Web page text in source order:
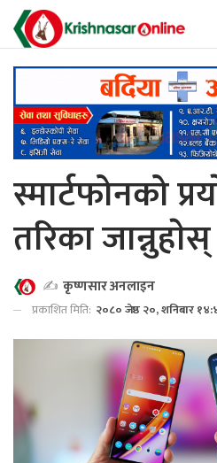
स्मार्टफोनको
तरिका जान्नुहाेस्
✍️ कृष्णसार अनलाइन
प्रकाशित मिति: २०८० जेष्ठ २०, शनिबार